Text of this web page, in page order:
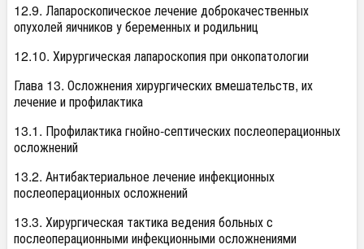
12.9. Лапароскопическое лечение доброкачественных
опухолей яичников у беременных и родильниц
12.10. Хирургическая лапароскопия при онкопатологии
Глава 13. Осложнения хирургических вмешательств, их
лечение и профилактика
13.1. Профилактика гнойно-септических послеоперационных
осложнений
13.2. Антибактериальное лечение инфекционных
послеоперационных осложнений
13.3. Хирургическая тактика ведения больных с
послеоперационными инфекционными осложнениями